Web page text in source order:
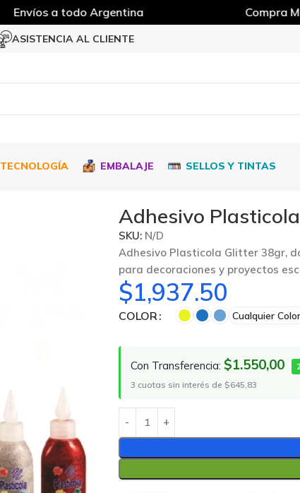
ASISTENCIA AL CLIENTE
TECNOLOGÍA EMBALAJE SELLOS Y TINTAS
Adhesivo
SKU: N/D
Adhesivo Plasticola Glitter 38gr,
para decoraciones y proyectos
$1,937.50
COLOR Cualquier Color
Con Transferencia: $1.550,00
3 cuotas sin interés de $645,83
Envíos a todo Argentina Compra